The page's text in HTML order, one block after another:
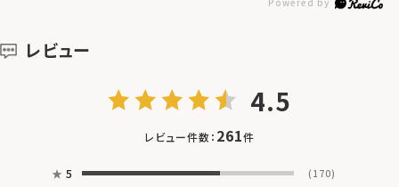
レビュー
4.5
レビュー件数： 261件
★ 5 (170)